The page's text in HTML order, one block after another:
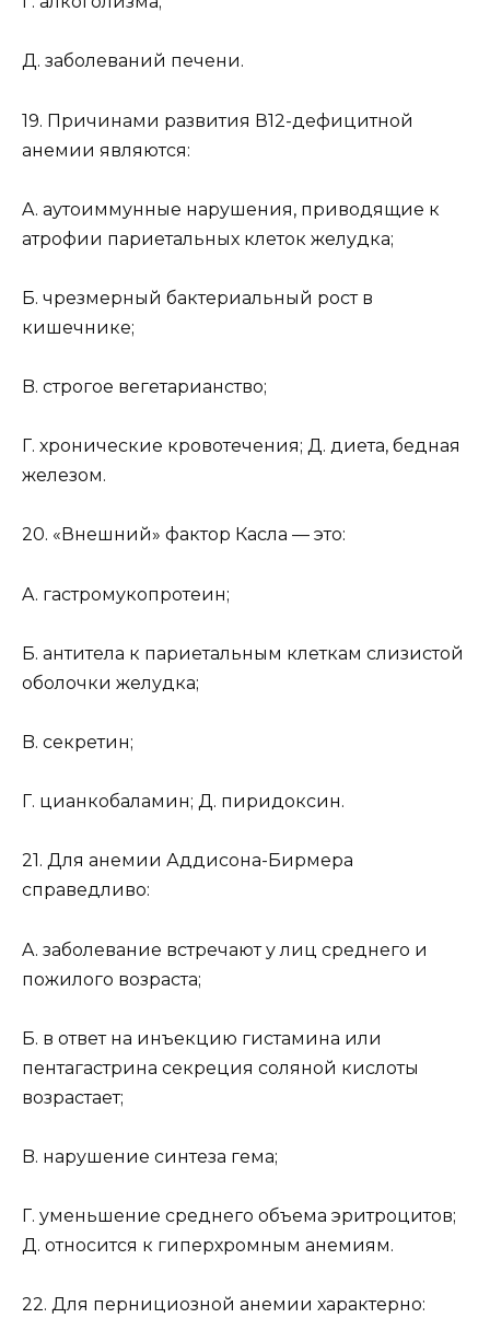
Д. заболеваний печени.
19. Причинами развития В12-дефицитной
анемии являются:
A. аутоиммунные нарушения, приводящие к
атрофии париетальных клеток желудка;
Б. чрезмерный бактериальный рост в
кишечнике;
B. строгое вегетарианство;
Г. хронические кровотечения; Д. диета, бедная
железом.
20. «Внешний» фактор Касла — это:
A. гастромукопротеин;
Б. антитела к париетальным клеткам слизистой
оболочки желудка;
B. секретин;
Г. цианкобаламин; Д. пиридоксин.
21. Для анемии Аддисона-Бирмера
справедливо:
A. заболевание встречают у лиц среднего и
пожилого возраста;
Б. в ответ на инъекцию гистамина или
пентагастрина секреция соляной кислоты
возрастает;
B. нарушение синтеза гема;
Г. уменьшение среднего объема эритроцитов;
Д. относится к гиперхромным анемиям.
22. Для пернициозной анемии характерно: